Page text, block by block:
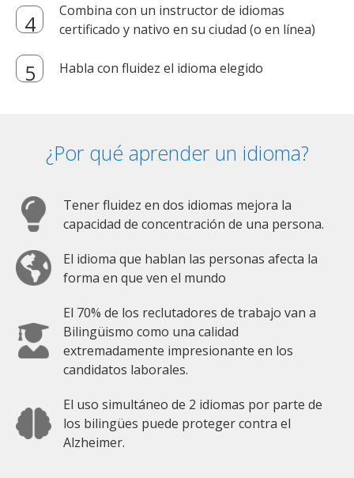
Combina con un instructor de idiomas
certificado y nativo en su ciudad (o en línea)
Habla con fluidez el idioma elegido
¿Por qué aprender un idioma?
Tener fluidez en dos idiomas mejora la
capacidad de concentración de una persona.
El idioma que hablan las personas afecta la
forma en que ven el mundo
El 70% de los reclutadores de trabajo van a
Bilingüismo como una calidad
extremadamente impresionante en los
candidatos laborales.
El uso simultáneo de 2 idiomas por parte de
los bilingües puede proteger contra el
Alzheimer.